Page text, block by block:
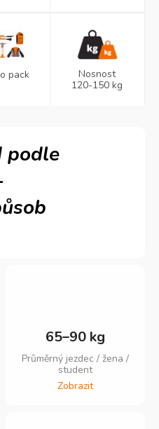
pack
Nosnost
120-150 kg
65–90 kg
Průměrný jezdec / žena /
student
Zobrazit